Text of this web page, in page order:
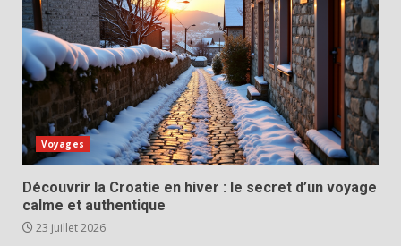
Voyages
Découvrir la Croatie en hiver : le secret d’un voyage
calme et authentique
23 juillet 2026